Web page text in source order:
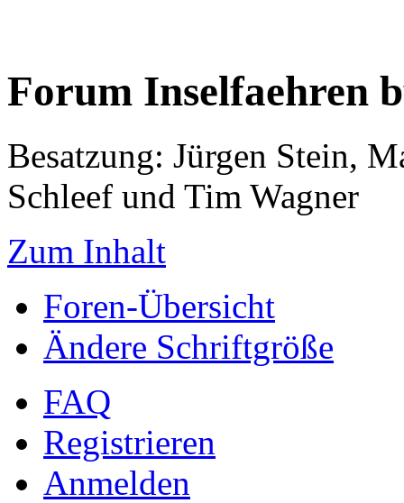
Forum Inselfaehren
Besatzung: Jürgen Stein,
Schleef und Tim Wagner
Zum Inhalt
Foren-Übersicht
Ändere Schriftgröße
FAQ
Registrieren
Anmelden